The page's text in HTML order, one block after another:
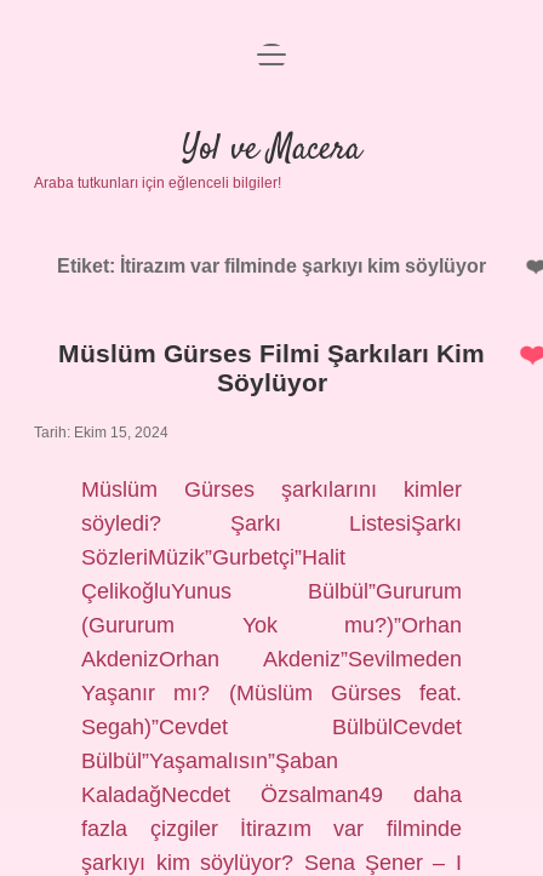
Anasayfa
Gizlilik Politikası
Yasal Uyarı
menüyü
Yol ve Macera
Araba tutkunları için eğlenceli bilgiler!
Etiket: İtirazım var filminde şarkıyı kim söylüyor
Müslüm Gürses Filmi Şarkıları Kim
Söylüyor
Tarih: Ekim 15, 2024
Müslüm Gürses şarkılarını kimler
söyledi? Şarkı ListesiŞarkı
SözleriMüzik”Gurbetçi”Halit
ÇelikoğluYunus Bülbül”Gururum
(Gururum Yok mu?)”Orhan
AkdenizOrhan Akdeniz”Sevilmeden
Yaşanır mı? (Müslüm Gürses feat.
Segah)”Cevdet BülbülCevdet
Bülbül”Yaşamalısın”Şaban
KaladağNecdet Özsalman49 daha
fazla çizgiler İtirazım var filminde
şarkıyı kim söylüyor? Sena Şener – I